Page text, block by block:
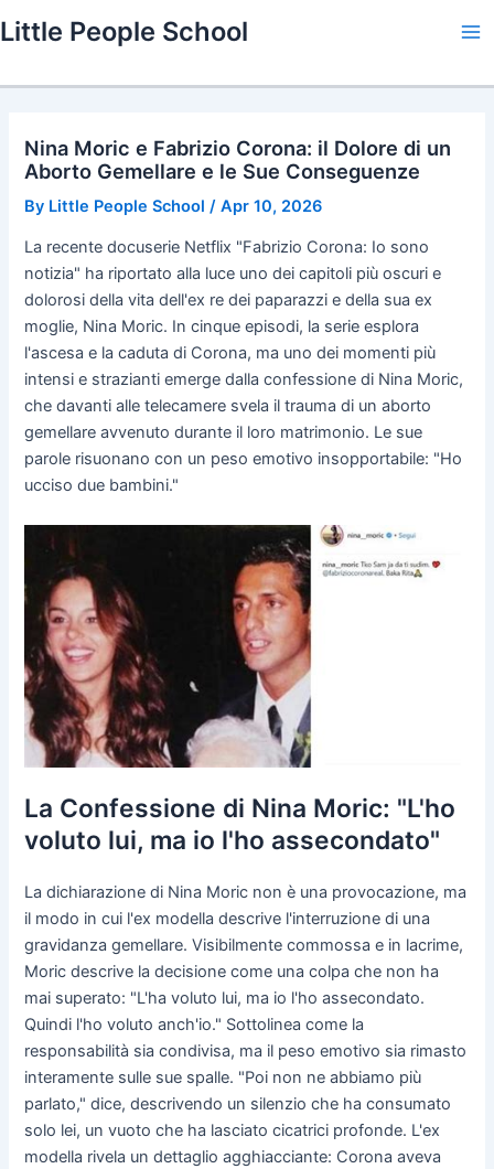
to
Little People School
Nina Moric e Fabrizio Corona: il Dolore di un
Aborto Gemellare e le Sue Conseguenze
By Little People School /Apr 10, 2026
La recente docuserie Netflix "Fabrizio Corona: Io sono
notizia" ha riportato alla luce uno dei capitoli più oscuri e
dolorosi della vita dell'ex re dei paparazzi e della sua ex
moglie, Nina Moric. In cinque episodi, la serie esplora
l'ascesa e la caduta di Corona, ma uno dei momenti più
intensi e strazianti emerge dalla confessione di Nina Moric,
che davanti alle telecamere svela il trauma di un aborto
gemellare avvenuto durante il loro matrimonio. Le sue
parole risuonano con un peso emotivo insopportabile: "Ho
ucciso due bambini."
La Confessione di Nina Moric: "L'ho
voluto lui, ma io l'ho assecondato"
La dichiarazione di Nina Moric non è una provocazione, ma
il modo in cui l'ex modella descrive l'interruzione di una
gravidanza gemellare. Visibilmente commossa e in lacrime,
Moric descrive la decisione come una colpa che non ha
mai superato: "L'ha voluto lui, ma io l'ho assecondato.
Quindi l'ho voluto anch'io." Sottolinea come la
responsabilità sia condivisa, ma il peso emotivo sia rimasto
interamente sulle sue spalle. "Poi non ne abbiamo più
parlato," dice, descrivendo un silenzio che ha consumato
solo lei, un vuoto che ha lasciato cicatrici profonde. L'ex
modella rivela un dettaglio agghiacciante: Corona aveva